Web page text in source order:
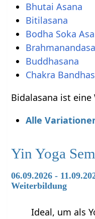
Bhutai Asana
Bitilasana
Bodha Soka
Buddhasana
Chakra
Bidalasana ist
Alle
Yin Yoga
06.09.2026 -
Weiterbildung
Ideal, um als